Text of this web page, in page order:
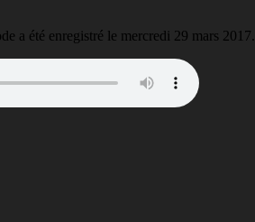
a été enregistré le mercredi 29 mars 2017.